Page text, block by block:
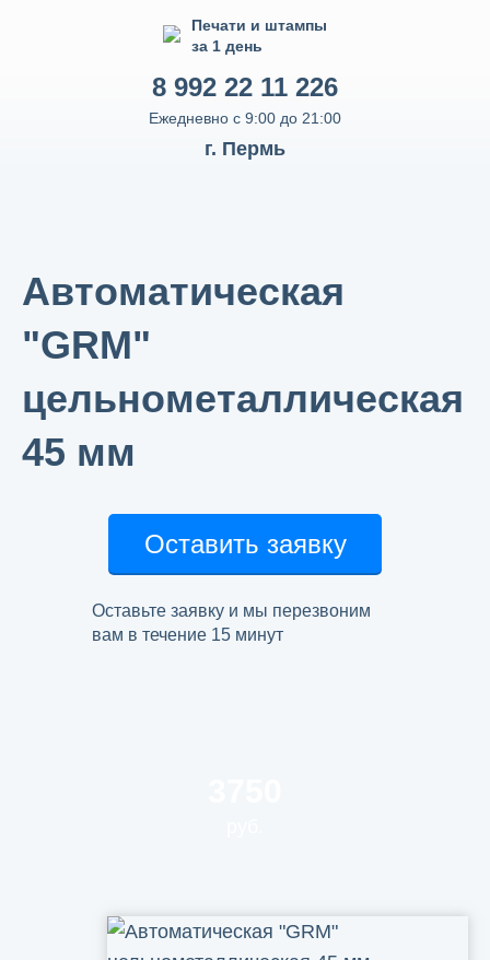
Печати и штампы
за 1 день
г. Пермь
8 992 22 11 226
Ежедневно с 9:00 до 21:00
Автоматическая
"GRM"
цельнометаллическая
45 мм
Оставить заявку
Оставьте заявку и мы перезвоним
вам в течение 15 минут